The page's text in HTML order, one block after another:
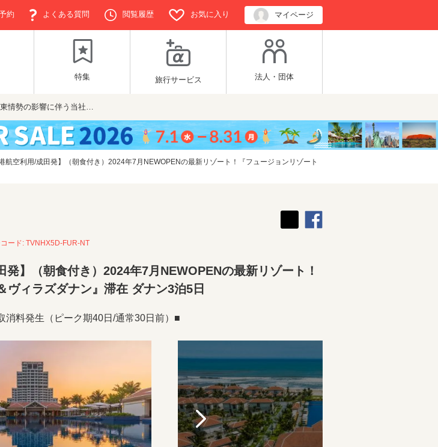
約 よくある質問 閲覧履歴 お気に入り マイページ
特集 旅行サービス 法人・団体
東情勢の影響に伴う当社…
航空利用/成田発】（朝食付き）2024年7月NEWOPENの最新リゾート！『フュージョンリゾート
ード: TVNHX5D-FUR-NT
】（朝食付き）2024年7月NEWOPENの最新リゾート！
ヴィラズダナン』滞在 ダナン3泊5日
消料発生（ピーク期40日/通常30日前）■